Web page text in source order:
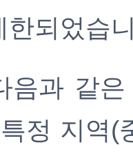
한되었습
음과 같
정 지역(